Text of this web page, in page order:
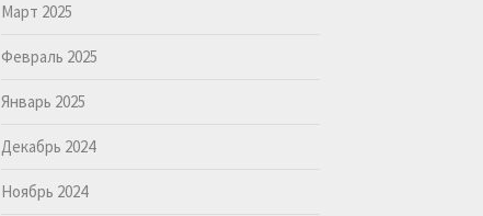
Март 2025
Февраль 2025
Январь 2025
Декабрь 2024
Ноябрь 2024